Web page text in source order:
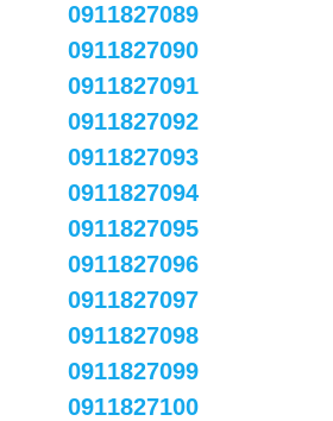
0911827089
0911827090
0911827091
0911827092
0911827093
0911827094
0911827095
0911827096
0911827097
0911827098
0911827099
0911827100